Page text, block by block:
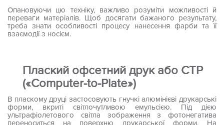
Опановуючи цю техніку, важливо розуміти можливості й
переваги матеріалів. Щоб досягати бажаного результату,
треба знати особливості процесу нанесення фарби та її
взаємодії з носієм.
Плаский офсетний друк або CTP
(«Computer-to-Plate»)
В пласкому друці застосовують гнучкі алюмінієві друкарські
форми, вкриті світлочутливою емульсією. Під дією
ультрафіолетового світла зображення з фотонегатива
переноситься на поверхню друкарської форми. На